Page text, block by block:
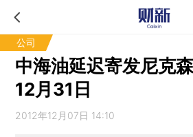
公司
中海油延迟寄发尼克
12月31日
2012年12月07日 14:10